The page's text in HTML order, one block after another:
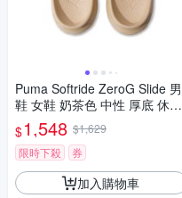
Puma Softride ZeroG Slide 男
鞋 女鞋 奶茶色 中性 厚底 休閒
緩震 拖鞋 40034302
$1,548 $1,629
限時下殺
券
加入購物車